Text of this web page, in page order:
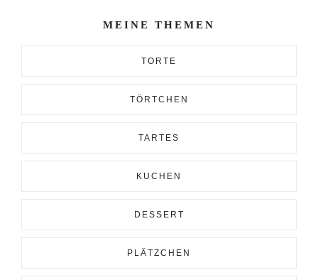
MEINE THEMEN
TORTE
TÖRTCHEN
TARTES
KUCHEN
DESSERT
PLÄTZCHEN